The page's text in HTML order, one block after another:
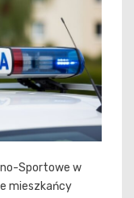
Sportowe w
mieszkańcy